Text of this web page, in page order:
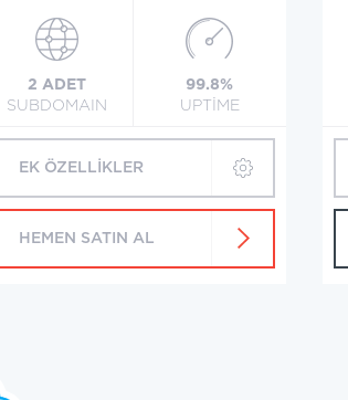
2 ADET
SUBDOMAIN
99.8%
UPTİME
EK ÖZELLİKLER
HEMEN SATIN AL